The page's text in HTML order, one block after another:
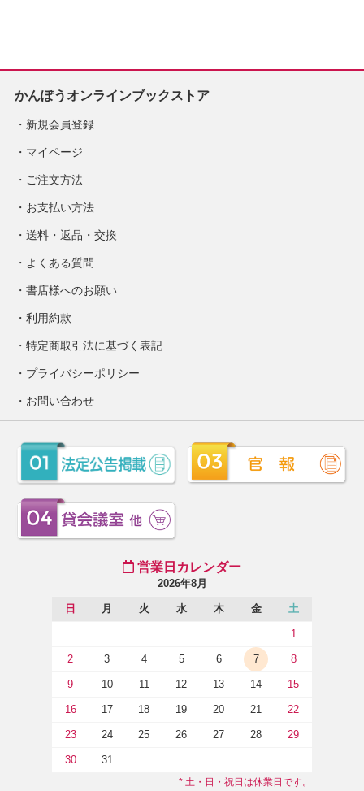
かんぽうオンラインブックストア
新規会員登録
マイページ
ご注文方法
お支払い方法
送料・返品・交換
よくある質問
書店様へのお願い
利用約款
特定商取引法に基づく表記
プライバシーポリシー
お問い合わせ
営業日カレンダー
2026年8月
日 月 火 水 木 金 土
1
2 3 4 5 6 7 8
9 10 11 12 13 14 15
16 17 18 19 20 21 22
23 24 25 26 27 28 29
30 31
* 土・日・祝日は休業日です。